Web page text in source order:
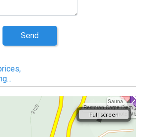
Send